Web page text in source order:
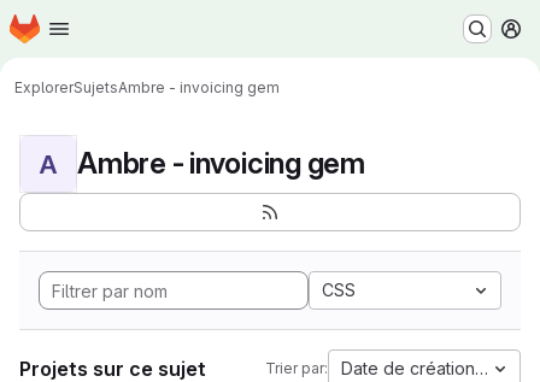
Passer au contenu principal
Page d'accueil
ExplorerSujetsAmbre - invoicing gem
A Ambre - invoicing gem
CSS
Projets sur ce sujet Trier par: Date de création la plus